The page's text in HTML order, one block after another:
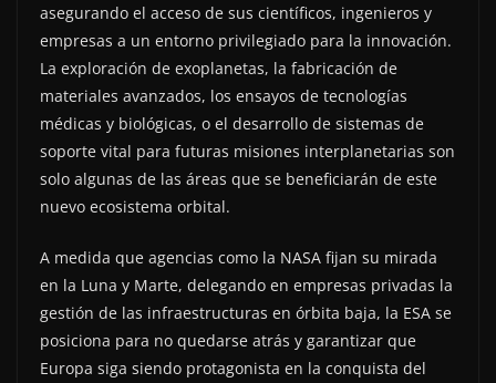
asegurando el acceso de sus científicos, ingenieros y
empresas a un entorno privilegiado para la innovación.
La exploración de exoplanetas, la fabricación de
materiales avanzados, los ensayos de tecnologías
médicas y biológicas, o el desarrollo de sistemas de
soporte vital para futuras misiones interplanetarias son
solo algunas de las áreas que se beneficiarán de este
nuevo ecosistema orbital.
A medida que agencias como la NASA fijan su mirada
en la Luna y Marte, delegando en empresas privadas la
gestión de las infraestructuras en órbita baja, la ESA se
posiciona para no quedarse atrás y garantizar que
Europa siga siendo protagonista en la conquista del